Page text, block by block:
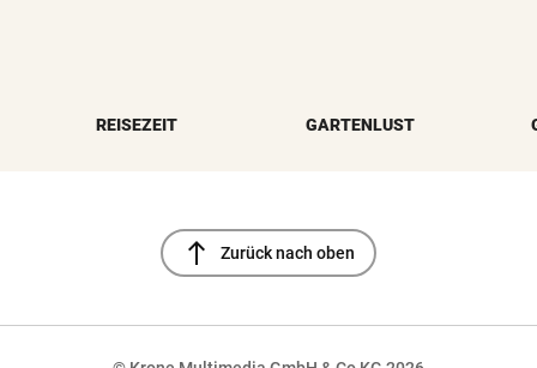
REISEZEIT GARTENLUST
north Zurück nach oben